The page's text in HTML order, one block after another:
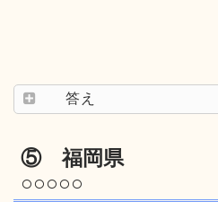
答え
⑤ 福岡県
○○○○○